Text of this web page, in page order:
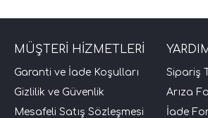
MÜŞTERİ HİZMETLERİ
Garanti ve İade Koşulları
Gizlilik ve Güvenlik
Mesafeli Satış Sözleşmesi
Sipariş
Arıza
İade